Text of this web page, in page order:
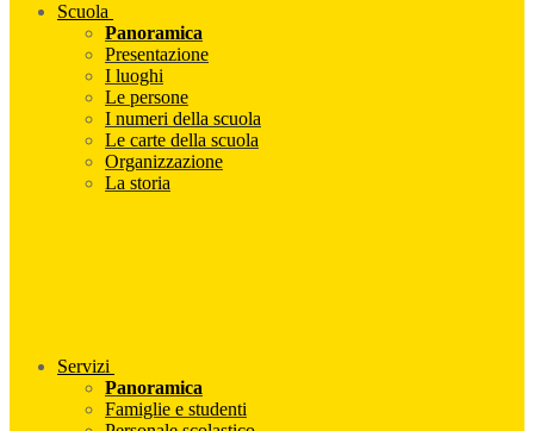
Scuola
Panoramica
Presentazione
I luoghi
Le persone
I numeri della scuola
Le carte della scuola
Organizzazione
La storia
Servizi
Panoramica
Famiglie e studenti